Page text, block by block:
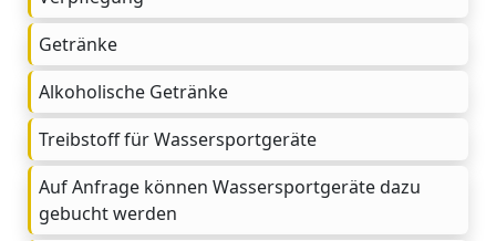
Getränke
Alkoholische Getränke
Treibstoff für Wassersportgeräte
Auf Anfrage können Wassersportgeräte dazu
gebucht werden